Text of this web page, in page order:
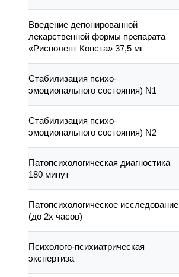
Введение депонированной
лекарственной формы препарата
«Рисполепт Конста» 37,5 мг
Стабилизация психо-
эмоционального состояния) N1
Стабилизация психо-
эмоционального состояния) N2
Патопсихологическая диагностика
180 минут
Патопсихологическое исследование
(до 2х часов)
Психолого-психиатрическая
экспертиза